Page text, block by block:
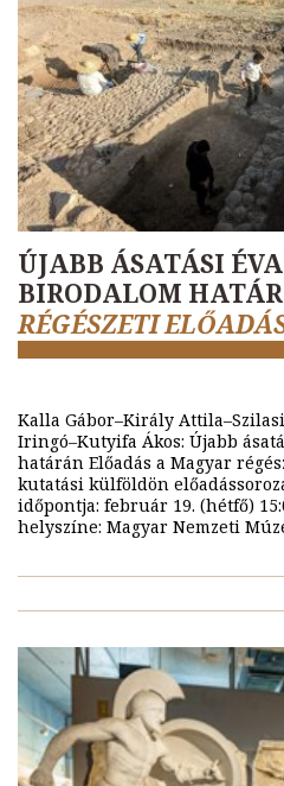
ÚJABB ÁSATÁSI
BIRODALOM
RÉGÉSZETI
Kalla Gábor–Király
Iringó–Kutyifa Ákos: Újabb
határán Előadás a Magyar
kutatási külföldön
időpontja: február 19. (hétfő)
helyszíne: Magyar Nemzeti